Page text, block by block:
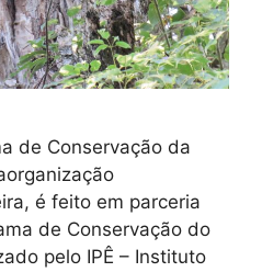
de Conservação da
é feito em parceria
de Conservação do
pelo IPÊ – Instituto